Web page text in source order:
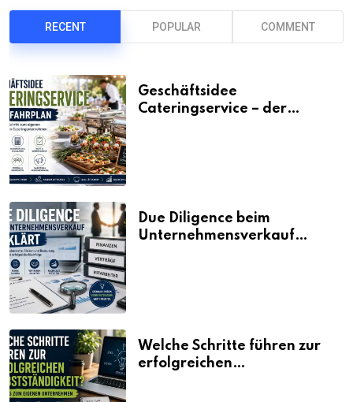
RECENT POPULAR COMMENT
Geschäftsidee
Cateringservice – der
Due Diligence beim
Unternehmensverkauf
Welche Schritte führen zur
erfolgreichen